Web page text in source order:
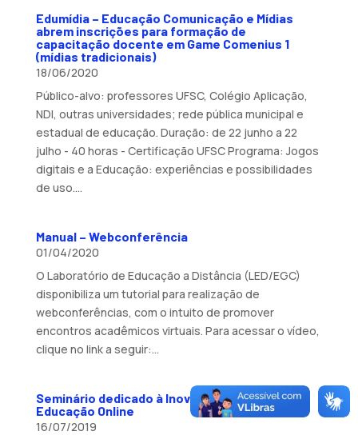
Edumídia – Educação Comunicação e Mídias
abrem inscrições para formação de
capacitação docente em Game Comenius 1
(mídias tradicionais)
18/06/2020
Público-alvo: professores UFSC, Colégio Aplicação,
NDI, outras universidades; rede pública municipal e
estadual de educação. Duração: de 22 junho a 22
julho - 40 horas - Certificação UFSC Programa: Jogos
digitais e a Educação: experiências e possibilidades
de uso....
Manual – Webconferência
01/04/2020
O Laboratório de Educação a Distância (LED/EGC)
disponibiliza um tutorial para realização de
webconferências, com o intuito de promover
encontros acadêmicos virtuais. Para acessar o vídeo,
clique no link a seguir:...
Seminário dedicado à Inovação Pedagógica na
Educação Online
16/07/2019